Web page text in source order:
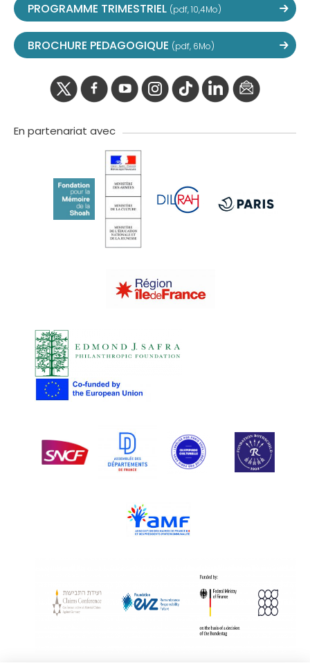
PROGRAMME TRIMESTRIEL (pdf, 10,4Mo)
BROCHURE PEDAGOGIQUE (pdf, 6Mo)
En partenariat avec